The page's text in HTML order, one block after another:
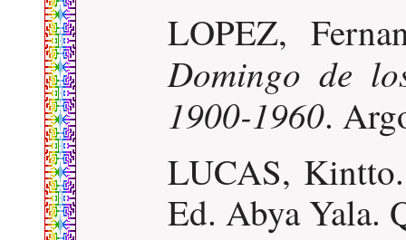
LOPEZ,
Domingo de
1900-1960.
LUCAS,
Ed. Abya Yala.